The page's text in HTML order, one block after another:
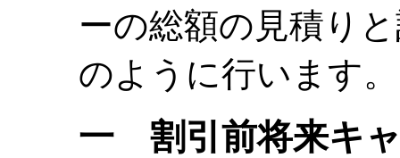
ーの総額の見積り
のように行います。
一 割引前将来キ